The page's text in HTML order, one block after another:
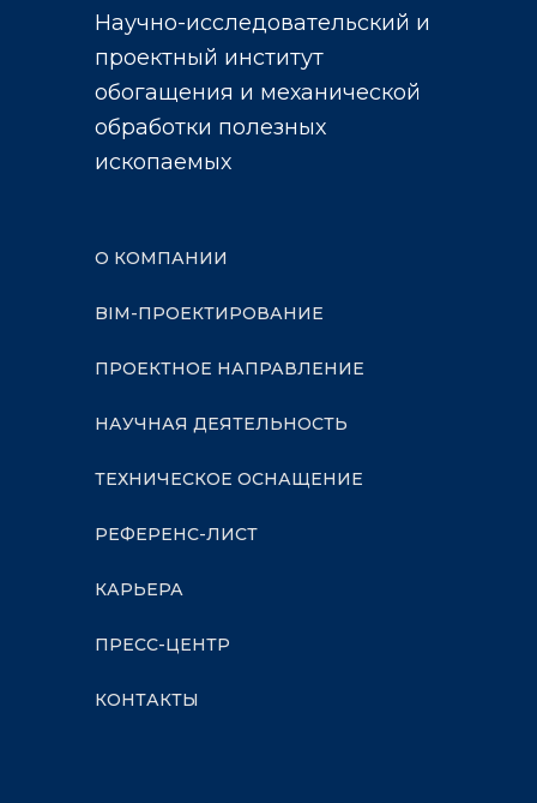
Научно-исследовательский и
проектный институт
обогащения и механической
обработки полезных
ископаемых
О КОМПАНИИ
BIM-ПРОЕКТИРОВАНИЕ
ПРОЕКТНОЕ НАПРАВЛЕНИЕ
НАУЧНАЯ ДЕЯТЕЛЬНОСТЬ
ТЕХНИЧЕСКОЕ ОСНАЩЕНИЕ
РЕФЕРЕНС-ЛИСТ
КАРЬЕРА
ПРЕСС-ЦЕНТР
КОНТАКТЫ